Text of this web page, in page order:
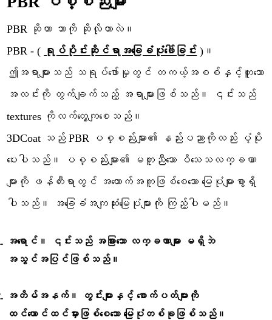
PBR ဆိုတာ ဘာကို ဆိုလိုတာလဲ။
PBR - ( ရုပ်ပိုင်းဆိုင်ရာအခြေခံပုံဖေါ်ခြင်း )။
ဤအရာများသည် သရုပ်ဖော်မှုတွင် တကယ့်အစစ်နှင့်တူသော
အလင်းကို တွက်ချက်သည့် အရာများဖြစ်သည်။ ၎င်းသည်
textures ကိုလက်တွေ့ကျစေသည်။
3DCoat သည် PBR ပစ္စည်းများ၏ နည်းပညာကိုလည်း ပံ့ပိုး
ပေးပါသည်။ ပစ္စည်းများ၏ မတူညီသော ဝိသေသလက္ခဏာ
များကို ဖန်တီးရာတွင် အထောက်အကူဖြစ်စေသော မြေပုံများစွာရှိ
ပါသည်။ အခြေခံအကျဆုံးမြေပုံများကို ကြည့်ပါမည်။
အရောင်။ ၎င်းသည် အခြားသော လက္ခဏာများ မရှိဘဲ
အသွင်အပြင်ဖြစ်သည်။
အတိမ်အနက်။ တွင်းများနှင့် စောက်ပတ်များကို
ထင်ယောင်ထင်မှားဖြစ်စေသော မြေပုံတစ်ခုဖြစ်သည်။